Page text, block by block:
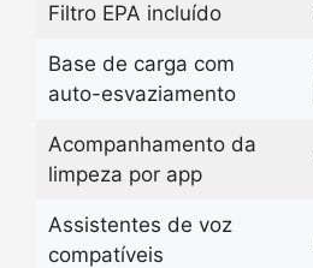
Filtro EPA incluído
Base de carga com
auto-esvaziamento
Acompanhamento da
limpeza por app
Assistentes de voz
compatíveis